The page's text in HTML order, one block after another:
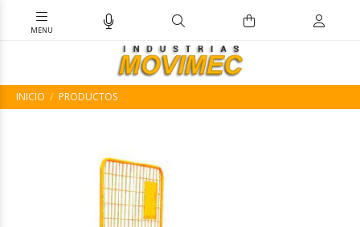
INICIO PRODUCTOS